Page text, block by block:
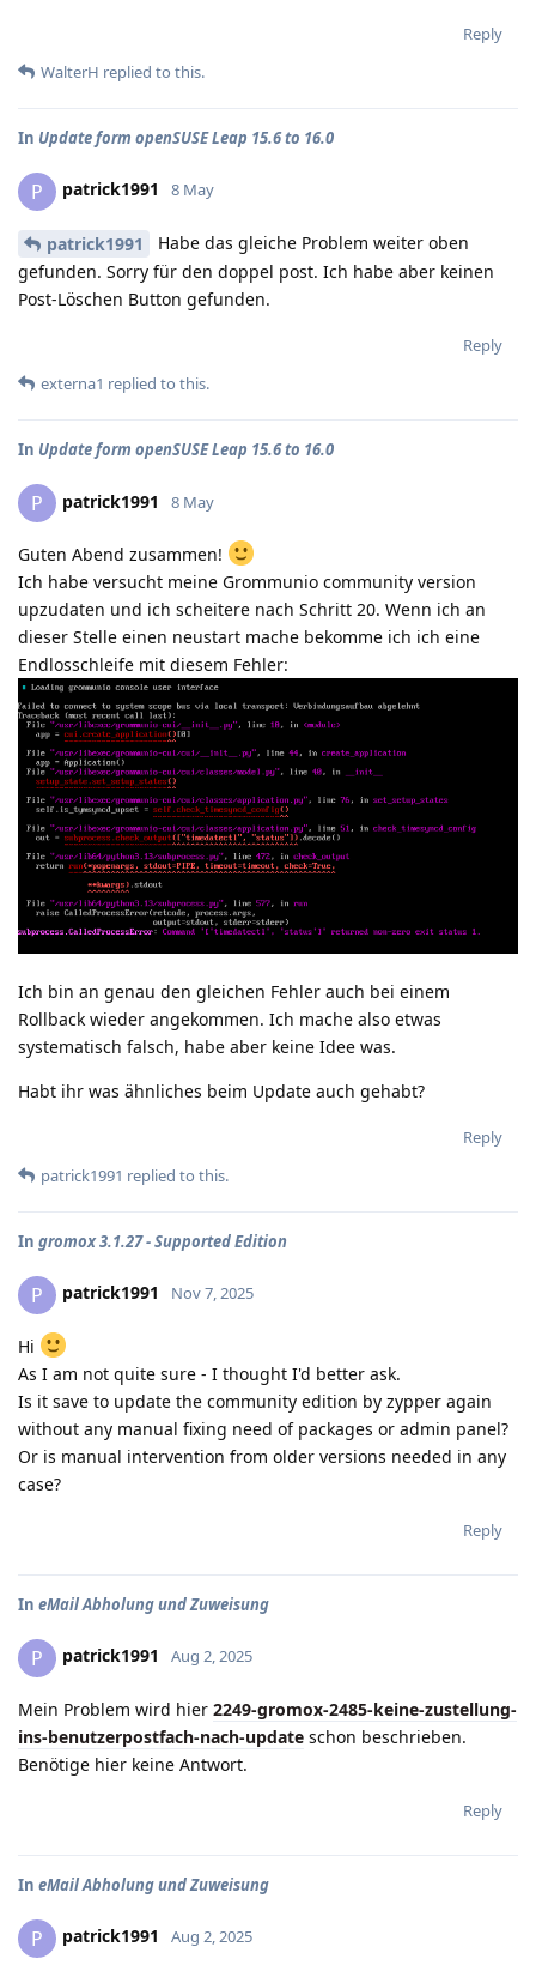
Reply
WalterH replied to this.
In Update form openSUSE Leap 15.6 to 16.0
P patrick1991 8 May
patrick1991
Habe das gleiche Problem weiter oben
gefunden. Sorry für den doppel post. Ich habe aber keinen
Post-Löschen Button gefunden.
Reply
externa1 replied to this.
In Update form openSUSE Leap 15.6 to 16.0
P patrick1991 8 May
Guten Abend zusammen!
Ich habe versucht meine Grommunio community version
upzudaten und ich scheitere nach Schritt 20. Wenn ich an
dieser Stelle einen neustart mache bekomme ich ich eine
Endlosschleife mit diesem Fehler:
Ich bin an genau den gleichen Fehler auch bei einem
Rollback wieder angekommen. Ich mache also etwas
systematisch falsch, habe aber keine Idee was.
Habt ihr was ähnliches beim Update auch gehabt?
Reply
patrick1991 replied to this.
In gromox 3.1.27 - Supported Edition
P patrick1991 Nov 7, 2025
Hi
As I am not quite sure - I thought I'd better ask.
Is it save to update the community edition by zypper again
without any manual fixing need of packages or admin panel?
Or is manual intervention from older versions needed in any
case?
Reply
In eMail Abholung und Zuweisung
P patrick1991 Aug 2, 2025
Mein Problem wird hier 2249-gromox-2485-keine-zustellung-
ins-benutzerpostfach-nach-update schon beschrieben.
Benötige hier keine Antwort.
Reply
In eMail Abholung und Zuweisung
P patrick1991 Aug 2, 2025